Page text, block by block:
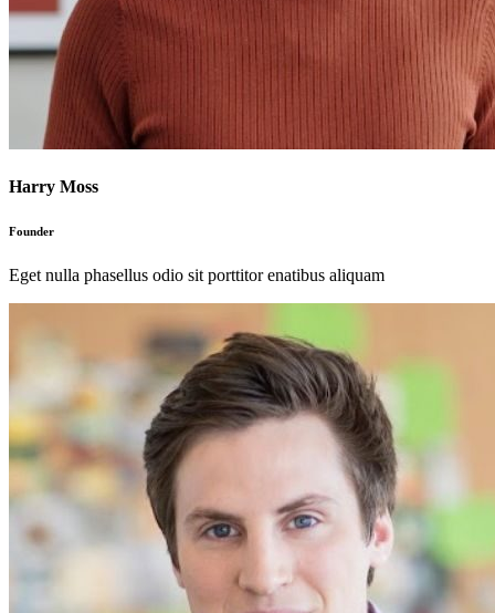
Harry Moss
Founder
Eget nulla phasellus odio sit porttitor enatibus aliquam